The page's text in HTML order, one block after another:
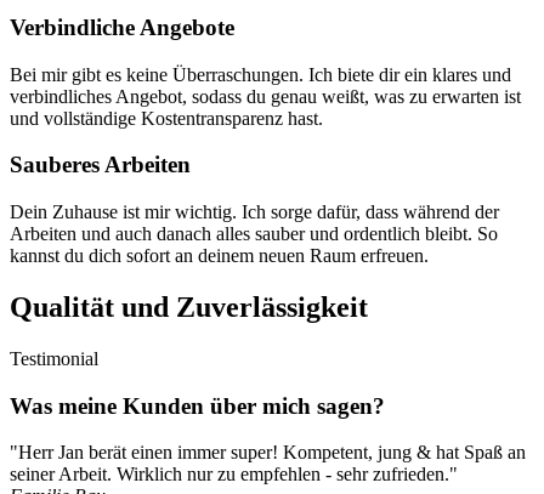
Verbindliche Angebote
Bei mir gibt es keine Überraschungen. Ich biete dir ein klares und
verbindliches Angebot, sodass du genau weißt, was zu erwarten ist
und vollständige Kostentransparenz hast.
Sauberes Arbeiten
Dein Zuhause ist mir wichtig. Ich sorge dafür, dass während der
Arbeiten und auch danach alles sauber und ordentlich bleibt. So
kannst du dich sofort an deinem neuen Raum erfreuen.
Qualität und Zuverlässigkeit
Testimonial
Was meine Kunden über mich sagen?
"Herr Jan berät einen immer super! Kompetent, jung & hat Spaß an
seiner Arbeit. Wirklich nur zu empfehlen - sehr zufrieden."